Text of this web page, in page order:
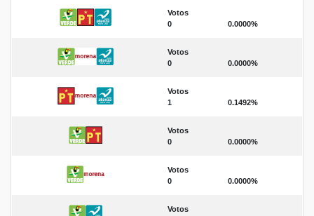
Votos
0
0.0000%
Votos
0
0.0000%
Votos
1
0.1492%
Votos
0
0.0000%
Votos
0
0.0000%
Votos